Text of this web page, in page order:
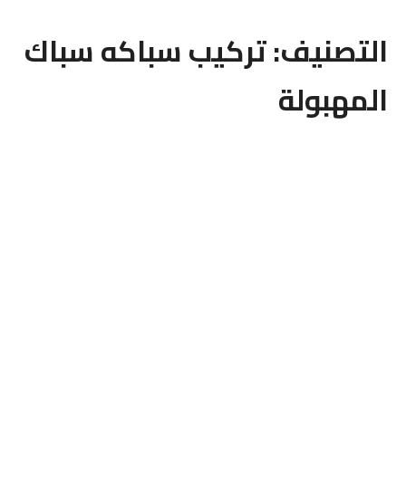
التصنيف:تركيب سباكه سباك
المهبولة